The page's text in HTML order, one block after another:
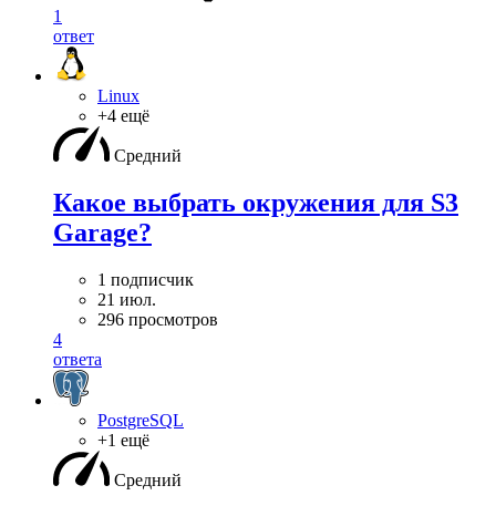
1
ответ
Linux
+4 ещё
Средний
Какое выбрать окружения для S3
Garage?
1 подписчик
21 июл.
296 просмотров
4
ответа
PostgreSQL
+1 ещё
Средний